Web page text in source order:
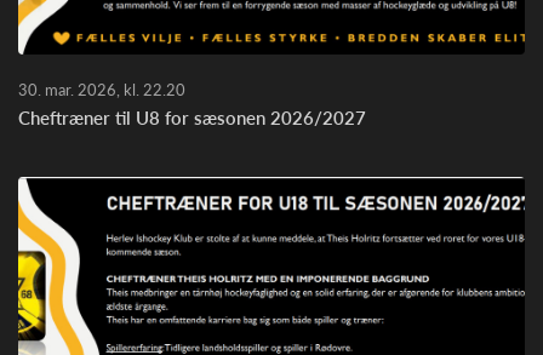
30. mar. 2026, kl. 22.20
Cheftræner til U8 for sæsonen 2026/2027